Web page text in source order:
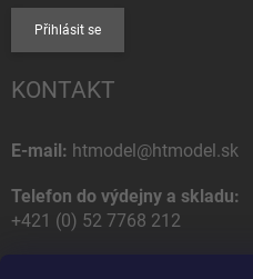
Přihlásit se
KONTAKT
E-mail: htmodel@htmodel.sk
Telefon do výdejny a skladu:
+421 (0) 52 7768 212